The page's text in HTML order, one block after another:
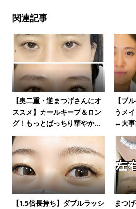
関連記事
【奥二重・逆まつげさんにオ
ススメ】カールキープ＆ロン
グ！もっとぱっちり華やか...
【ブ
うメ
←大事
【1.5倍長持ち】ダブルラッシ
まつ